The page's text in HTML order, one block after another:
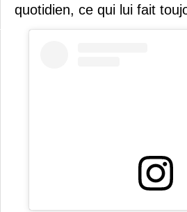
quotidien, ce qui lui fait